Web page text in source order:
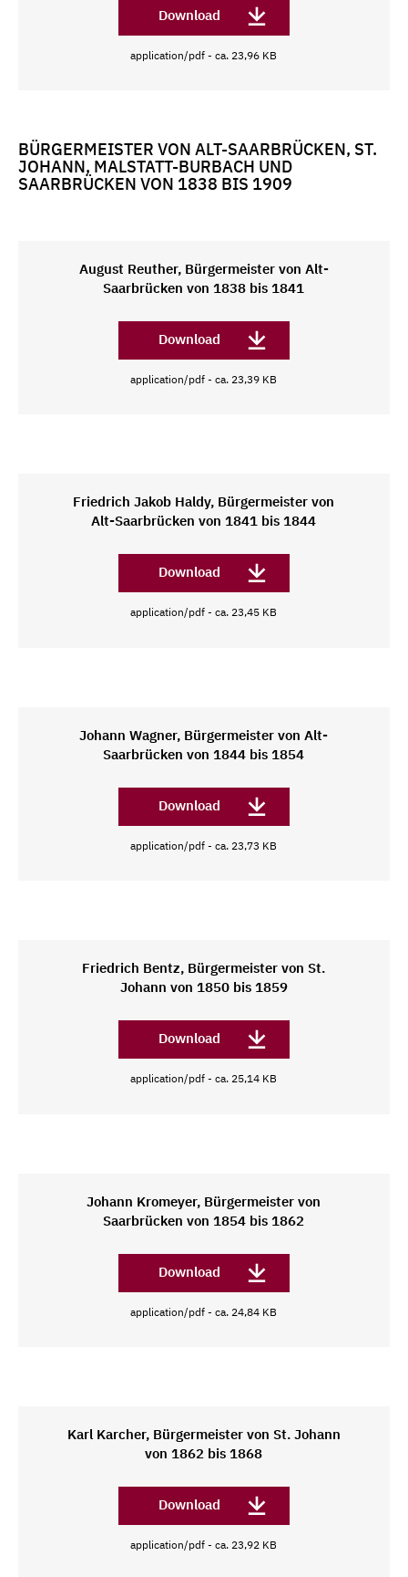
Download
application/pdf - ca. 23,96 KB
BÜRGERMEISTER VON ALT-SAARBRÜCKEN, ST.
JOHANN, MALSTATT-BURBACH UND
SAARBRÜCKEN VON 1838 BIS 1909
August Reuther, Bürgermeister von Alt-
Saarbrücken von 1838 bis 1841
Download
application/pdf - ca. 23,39 KB
Friedrich Jakob Haldy, Bürgermeister von
Alt-Saarbrücken von 1841 bis 1844
Download
application/pdf - ca. 23,45 KB
Johann Wagner, Bürgermeister von Alt-
Saarbrücken von 1844 bis 1854
Download
application/pdf - ca. 23,73 KB
Friedrich Bentz, Bürgermeister von St.
Johann von 1850 bis 1859
Download
application/pdf - ca. 25,14 KB
Johann Kromeyer, Bürgermeister von
Saarbrücken von 1854 bis 1862
Download
application/pdf - ca. 24,84 KB
Karl Karcher, Bürgermeister von St. Johann
von 1862 bis 1868
Download
application/pdf - ca. 23,92 KB